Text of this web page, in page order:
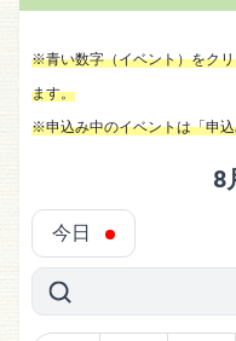
※青い数字（イベント）をク
ます。
※申込み中のイベントは「申
今日
8